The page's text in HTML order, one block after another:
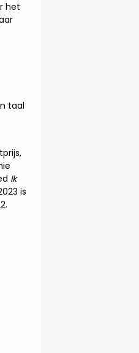
het
taal
Ik
is